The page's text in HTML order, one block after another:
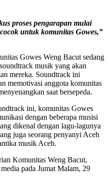
proses pengarapan mulai
untuk komunitas Gowes,”
Gowes Weng Bacut sedang
musik yang akan
mereka. Soundtrack ini
memotivasi anggota komunitas
saat bersepeda.
ini, komunitas Gowes
dengan beberapa musisi
dikenal dengan lagu-lagunya
juga seorang penyanyi Aceh
musik Aceh.
Komunitas Weng Bacut,
pada Jumat Malam, 29